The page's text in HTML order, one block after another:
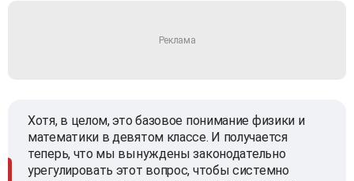
Хотя, в целом, это базовое понимание физики и
математики в девятом классе. И получается
теперь, что мы вынуждены законодательно
урегулировать этот вопрос, чтобы системно